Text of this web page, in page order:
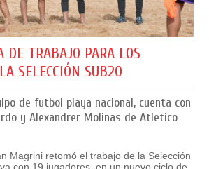
DE TRABAJO PARA LOS
SELECCIÓN SUB20
de futbol playa nacional, cuenta con
y Alexandrer Molinas de Atletico
Magrini retomó el trabajo de la Selección
con 19 jugadores, en un nuevo ciclo de